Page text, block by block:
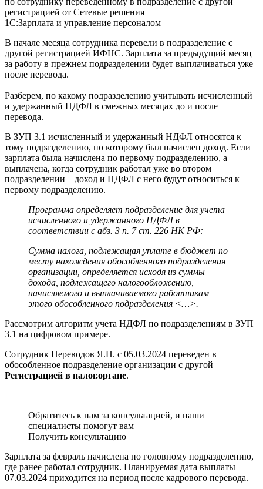
1С:Зарплата и управление персоналом
В начале месяца сотрудника перевели в подразделение с
другой регистрацией ИФНС. Зарплата за предыдущий месяц
за работу в прежнем подразделении будет выплачиваться уже
после перевода.
Разберем, по какому подразделению учитывать исчисленный
и удержанный НДФЛ в смежных месяцах до и после
перевода.
В ЗУП 3.1 исчисленный и удержанный НДФЛ относятся к
тому подразделению, по которому был начислен доход. Если
зарплата была начислена по первому подразделению, а
выплачена, когда сотрудник работал уже во втором
подразделении – доход и НДФЛ с него будут относиться к
первому подразделению.
Программа определяет подразделение для учета
исчисленного и удержанного НДФЛ в
соответствии с абз. 3 п. 7 ст. 226 НК РФ:
Сумма налога, подлежащая уплате в бюджет по
месту нахождения обособленного подразделения
организации, определяется исходя из суммы
дохода, подлежащего налогообложению,
начисляемого и выплачиваемого работникам
этого обособленного подразделения <…>.
Рассмотрим алгоритм учета НДФЛ по подразделениям в ЗУП
3.1 на цифровом примере.
Сотрудник Переводов Я.Н. с 05.03.2024 переведен в
обособленное подразделение организации с другой
Регистрацией в налог.органе.
Обратитесь к нам за консультацией, и наши
специалисты помогут вам
Получить консультацию
Зарплата за февраль начислена по головному подразделению,
где ранее работал сотрудник. Планируемая дата выплаты
07.03.2024 приходится на период после кадрового перевода.